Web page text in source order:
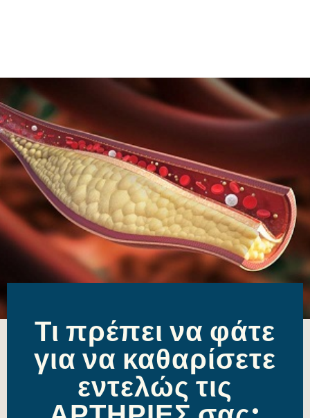
Τι πρέπει να φάτε
για να καθαρίσετε
εντελώς τις